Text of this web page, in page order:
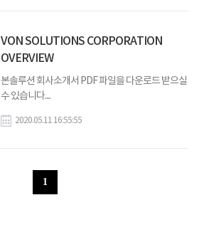
VON SOLUTIONS CORPORATION
OVERVIEW
본솔루션 회사소개서 PDF 파일을 다운로드 받으실
수 있습니다.​...
2020.05.11 16:55:55
1